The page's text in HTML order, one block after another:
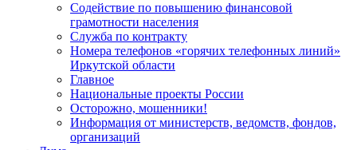
Содействие по повышению финансовой
грамотности населения
Служба по контракту
Номера телефонов «горячих телефонных линий»
Иркутской области
Главное
Национальные проекты России
Осторожно, мошенники!
Информация от министерств, ведомств, фондов,
организаций